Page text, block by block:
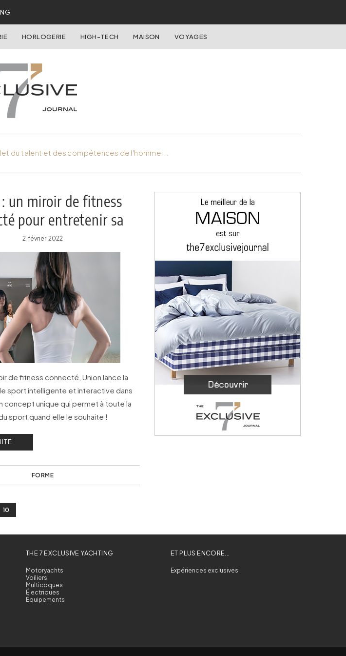
HORLOGERIE HIGH-TECH MAISON VOYAGES
du talent et des compétences de l'homme...
un miroir de fitness
pour entretenir sa
forme
2 février 2022
de fitness connecté, Union lance la
sport intelligente et interactive dans
concept unique qui permet à toute la
sport quand elle le souhaite !
FORME
10
THE 7 EXCLUSIVE YACHTING
Motoryachts
Voiliers
Multicoques
Électriques
Équipements
ET PLUS ENCORE...
Expériences exclusives